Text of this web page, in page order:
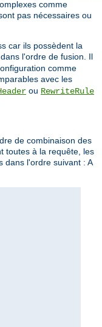
comme
pas nécessaires ou
car ils possèdent la
dans l'ordre de fusion. Il
comme
avec les
ou RewriteRule
de combinaison des
toutes à la requête, les
dans l'ordre suivant : A